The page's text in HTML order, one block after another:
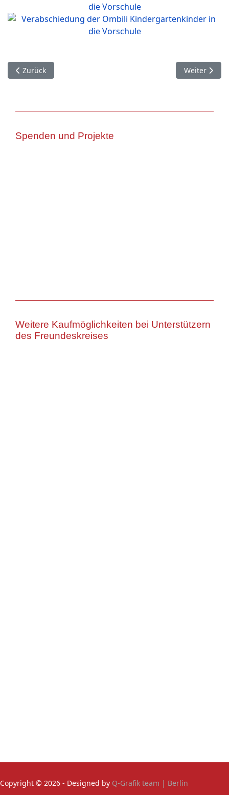
Vorheriger Beitrag: Besuch bei den Unterstützern der San
Zurück Nächster
Weiter
Spenden und Projekte
Weitere Kaufmöglichkeiten bei Unterstützern
des Freundeskreises
Copyright © 2026 - Designed by Q-Grafik team | Berlin